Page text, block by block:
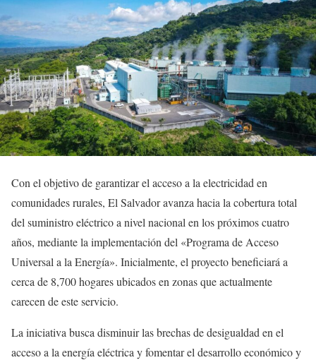
Con el objetivo de garantizar el acceso a la electricidad en
comunidades rurales, El Salvador avanza hacia la cobertura total
del suministro eléctrico a nivel nacional en los próximos cuatro
años, mediante la implementación del «Programa de Acceso
Universal a la Energía». Inicialmente, el proyecto beneficiará a
cerca de 8,700 hogares ubicados en zonas que actualmente
carecen de este servicio.
La iniciativa busca disminuir las brechas de desigualdad en el
acceso a la energía eléctrica y fomentar el desarrollo económico y